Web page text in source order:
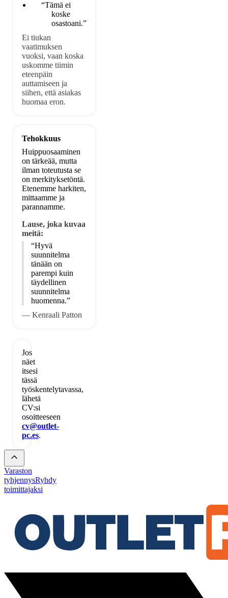
“Tämä ei
koske
osastoani.”
Ei tiukan
vaatimuksen
vuoksi, vaan koska
uskomme tiimin
eteenpäin
auttamiseen ja
siihen, että asiakas
huomaa eron.
Tehokkuus
Huippuosaaminen
on tärkeää, mutta
ilman toteutusta se
on merkityksetöntä.
Etenemme harkiten,
mittaamme ja
parannamme.
Lause, joka kuvaa
meitä:
“Hyvä
suunnitelma
tänään on
parempi kuin
täydellinen
suunnitelma
huomenna.”
— Kenraali Patton
Jos
näet
itsesi
tässä
työskentelytavassa,
lähetä
CV:si
osoitteeseen
cv@outlet-
pc.es.
Varaston
tyhjennysRyhdy
toimittajaksi